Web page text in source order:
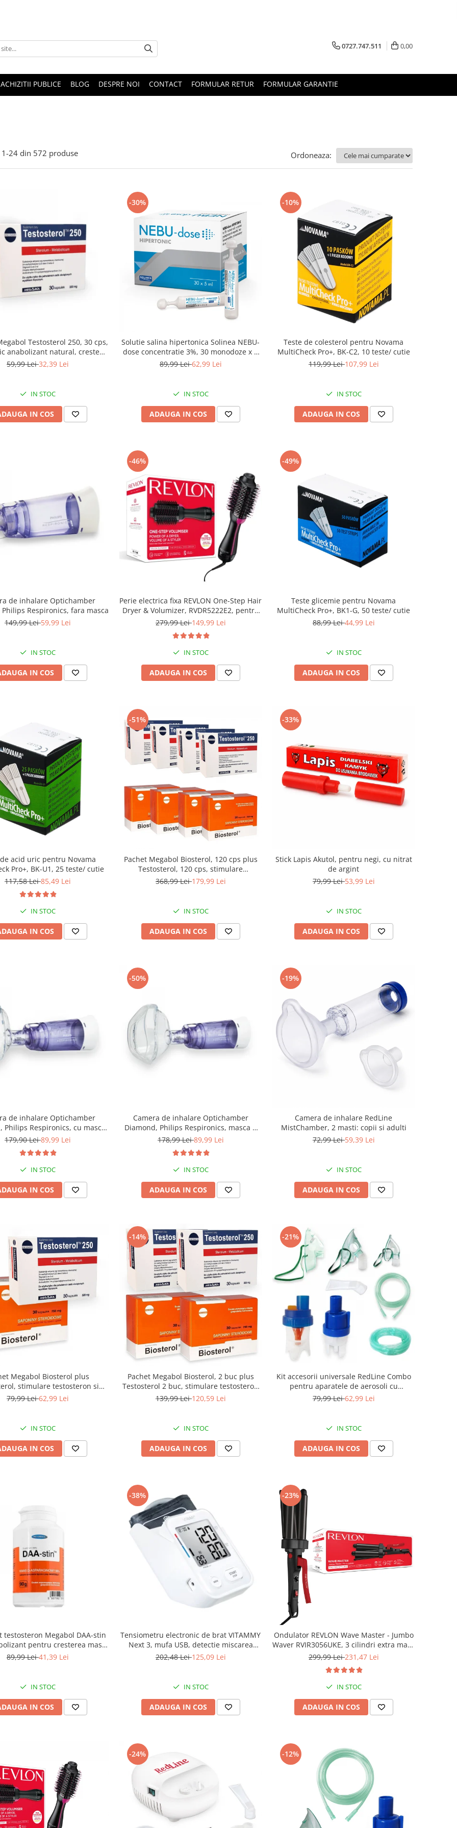
0727.747.511 0,00
ACHIZITII PUBLICE BLOG DESPRE NOI CONTACT FORMULAR RETUR FORMULAR GARANTIE
1-24 din 572 produse Ordoneaza:
Testosterol 250, 30 cps,
anabolizant natural, creste
nivelul de testosteron
59,99 Lei32,39 Lei
IN STOC
IN COS
-30%
Solutie salina hipertonica Solinea NEBU-
dose concentratie 3%, 30 monodoze x 5
ml
89,99 Lei62,99 Lei
IN STOC
ADAUGA IN COS
-10%
Teste de colesterol pentru Novama
MultiCheck Pro+, BK-C2, 10 teste/ cutie
119,99 Lei107,99 Lei
IN STOC
ADAUGA IN COS
de inhalare Optichamber
Respironics, fara masca
149,99 Lei59,99 Lei
IN STOC
IN COS
-46%
Perie electrica fixa REVLON One-Step Hair
Dryer & Volumizer, RVDR5222E2, pentru
par mediu si lung
279,99 Lei149,99 Lei
IN STOC
ADAUGA IN COS
-49%
Teste glicemie pentru Novama
MultiCheck Pro+, BK1-G, 50 teste/ cutie
88,99 Lei44,99 Lei
IN STOC
ADAUGA IN COS
acid uric pentru Novama
Pro+, BK-U1, 25 teste/ cutie
117,58 Lei85,49 Lei
IN STOC
IN COS
-51%
Pachet Megabol Biosterol, 120 cps plus
Testosterol, 120 cps, stimulare
testosteron si hormon de crestere,
368,99 Lei179,99 Lei
IN STOC
ADAUGA IN COS
-33%
Stick Lapis Akutol, pentru negi, cu nitrat
de argint
79,99 Lei53,99 Lei
IN STOC
ADAUGA IN COS
de inhalare Optichamber
Philips Respironics, cu masca
1-5 ani
179,90 Lei89,99 Lei
IN STOC
IN COS
-50%
Camera de inhalare Optichamber
Diamond, Philips Respironics, masca 5
ani - adulti
178,99 Lei89,99 Lei
IN STOC
ADAUGA IN COS
-19%
Camera de inhalare RedLine
MistChamber, 2 masti: copii si adulti
72,99 Lei59,39 Lei
IN STOC
ADAUGA IN COS
Megabol Biosterol plus
stimulare testosteron si
crestere, inhibare estrogen
79,99 Lei62,99 Lei
IN STOC
IN COS
-14%
Pachet Megabol Biosterol, 2 buc plus
Testosterol 2 buc, stimulare testosteron
si hormon de crestere, inhibare estrogen
139,99 Lei120,59 Lei
IN STOC
ADAUGA IN COS
-21%
Kit accesorii universale RedLine Combo
pentru aparatele de aerosoli cu
compresor, 2 pahare de nebulizare,
79,99 Lei62,99 Lei
IN STOC
ADAUGA IN COS
testosteron Megabol DAA-stin
pentru cresterea masei
musculare
89,99 Lei41,39 Lei
IN STOC
IN COS
-38%
Tensiometru electronic de brat VITAMMY
Next 3, mufa USB, detectie miscarea
corpului, memorare 2 utilizatori, manseta
202,48 Lei125,09 Lei
IN STOC
ADAUGA IN COS
-23%
Ondulator REVLON Wave Master - Jumbo
Waver RVIR3056UKE, 3 cilindri extra mari,
30 setari temperatura, invelis ceramic cu
299,99 Lei231,47 Lei
IN STOC
ADAUGA IN COS
-24% -12%